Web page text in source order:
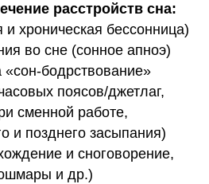
расстройств сна:
и хроническая бессонница)
во сне (сонное апноэ)
бодрствование»
поясов/джетлаг,
сменной работе,
и позднего засыпания)
и сноговорение,
и др.)